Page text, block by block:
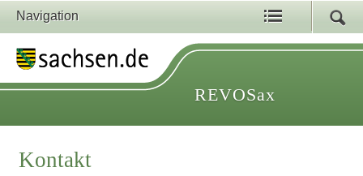
Navigation
REVOSax
Kontakt